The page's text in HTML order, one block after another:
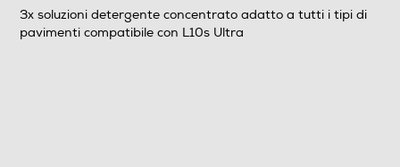
3x soluzioni detergente concentrato adatto a tutti i tipi di
pavimenti compatibile con L10s Ultra